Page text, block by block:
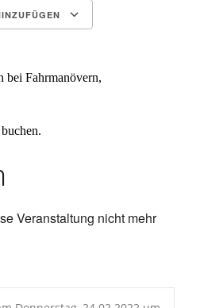
bei Fahrmanövern,
Veranstaltung nicht mehr